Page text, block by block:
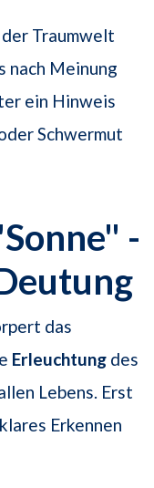
Traumwelt
nach Meinung
ein Hinweis
Schwermut
-
das
Erleuchtung des
Lebens. Erst
Erkennen